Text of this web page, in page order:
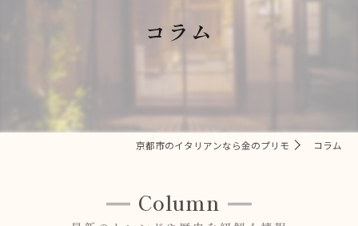
コラム
京都市のイタリアンなら金のプリモ コラム
Column